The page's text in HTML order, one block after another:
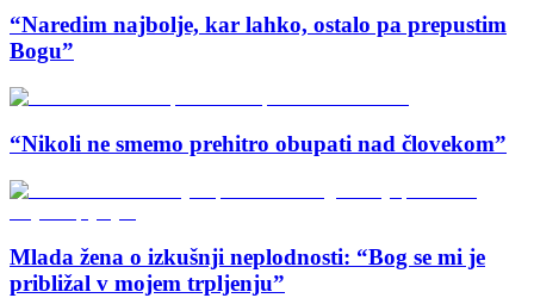
“Naredim najbolje, kar lahko, ostalo pa prepustim
Bogu”
“Nikoli ne smemo prehitro obupati nad človekom”
Mlada žena o izkušnji neplodnosti: “Bog se mi je
približal v mojem trpljenju”